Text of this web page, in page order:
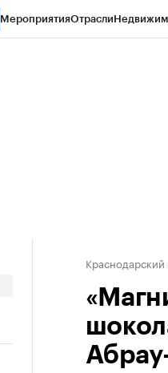
МероприятияОтрасли
Краснодарский